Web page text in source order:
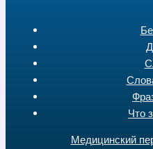
Что
Медицинский